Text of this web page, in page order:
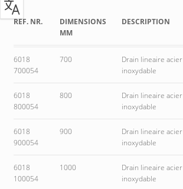
REF. NR.
DIMENSIONS
MM
DESCRIPTION
6018
700054
700
Drain lineaire acier
inoxydable
6018
800054
800
Drain lineaire acier
inoxydable
6018
900054
900
Drain lineaire acier
inoxydable
6018
100054
1000
Drain lineaire acier
inoxydable